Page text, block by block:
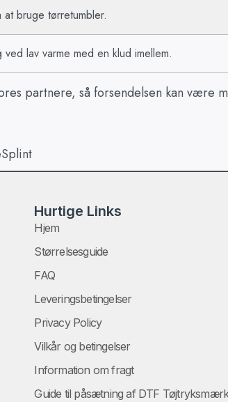
bruge tørretumbler.
lav varme med en klud imellem.
partnere, så forsendelsen kan være
Hurtige Links
Hjem
Størrelsesguide
FAQ
Leveringsbetingelser
Privacy Policy
Vilkår og betingelser
Information om fragt
Guide til påsætning af DTF